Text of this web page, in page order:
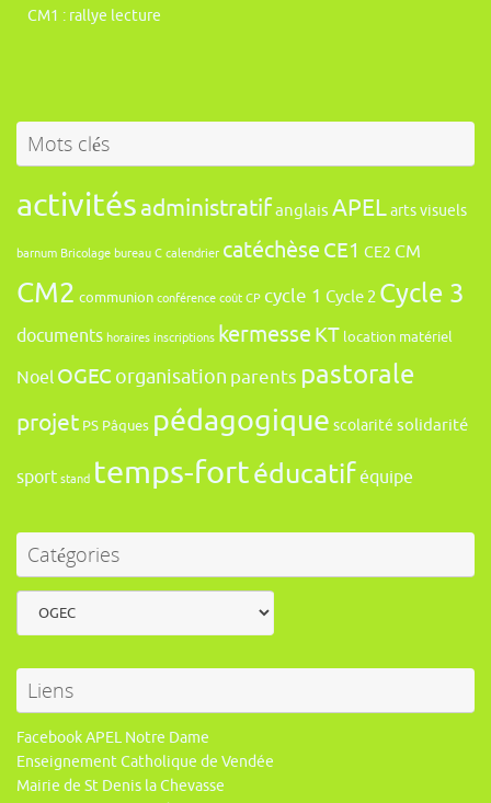
CM1 : rallye lecture
Mots clés
activitésadministratifanglais APELarts visuels
barnum Bricolage bureau C calendrier catéchèse CE1 CE2 CM
CM2 communion conférence coût CP cycle 1 Cycle 2 Cycle 3
documents horaires inscriptions kermesse KT location matériel
NoelOGECorganisation parents pastorale
projet PS Pâques pédagogique scolarité solidarité
sport stand temps-fortéducatiféquipe
Catégories
Liens
Facebook APEL Notre Dame
Enseignement Catholique de Vendée
Mairie de St Denis la Chevasse